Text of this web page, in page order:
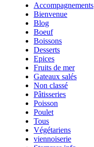
Accompagnements
Bienvenue
Blog
Boeuf
Boissons
Desserts
Epices
Fruits de mer
Gateaux salés
Non classé
Pâtisseries
Poisson
Poulet
Tous
Végétariens
viennoiserie